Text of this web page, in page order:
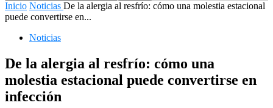
Inicio Noticias De la alergia al resfrío: cómo una molestia estacional
puede convertirse en...
Noticias
De la alergia al resfrío: cómo una
molestia estacional puede convertirse en
infección